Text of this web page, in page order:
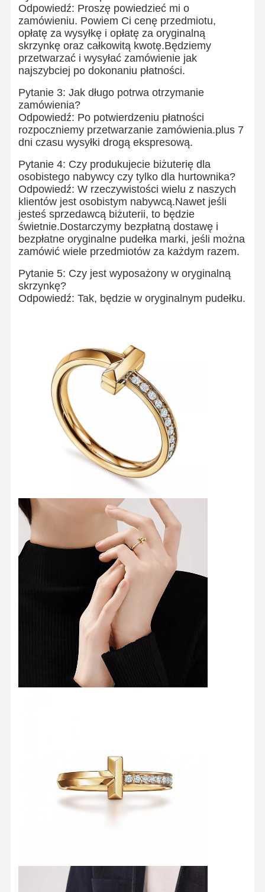
Do Domu Produkty Filmy O Nas
Wycieczka
Kontrola
Skontaktuj
Nowości
Sprawy Bloga
Poproś O
Wycenę
Pierścienie diamentowe 18K
Złota bransoletka 18KT
Diamentowa bransoletka z zegarkiem
18 karatowe złote kolczyki
Zestaw biżuterii 18K
14K diamentowy bransolet
14 karatowy złoty pierścionek
14CT Złota bransoletka
Odpowiedź: Proszę powiedzieć mi o
zamówieniu. Powiem Ci cenę przedmiotu,
opłatę za wysyłkę i opłatę za oryginalną
skrzynkę oraz całkowitą kwotę.Będziemy
przetwarzać i wysyłać zamówienie jak
najszybciej po dokonaniu płatności.
Pytanie 3: Jak długo potrwa otrzymanie
zamówienia?
Odpowiedź: Po potwierdzeniu płatności
rozpoczniemy przetwarzanie zamówienia.plus 7
dni czasu wysyłki drogą ekspresową.
Pytanie 4: Czy produkujecie biżuterię dla
osobistego nabywcy czy tylko dla hurtownika?
Odpowiedź: W rzeczywistości wielu z naszych
klientów jest osobistym nabywcą.Nawet jeśli
jesteś sprzedawcą biżuterii, to będzie
świetnie.Dostarczymy bezpłatną dostawę i
bezpłatne oryginalne pudełka marki, jeśli można
zamówić wiele przedmiotów za każdym razem.
Pytanie 5: Czy jest wyposażony w oryginalną
skrzynkę?
Odpowiedź: Tak, będzie w oryginalnym pudełku.